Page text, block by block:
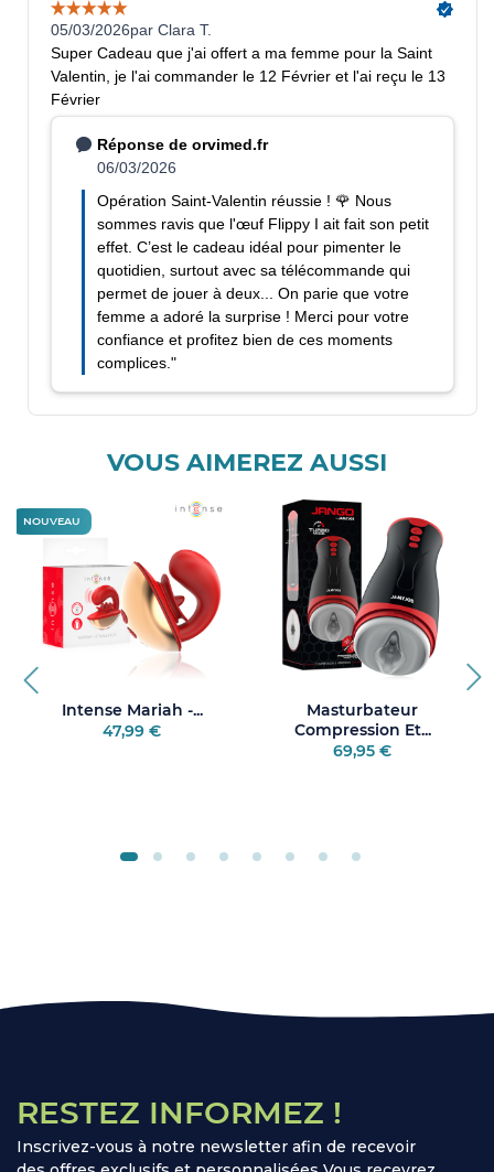
VOUS AIMEREZ AUSSI
Intense Mariah -...
47,99 €
NOUVEAU
Masturbateur
Compression Et...
69,95 €
RESTEZ INFORMEZ !
Inscrivez-vous à notre newsletter afin de recevoir